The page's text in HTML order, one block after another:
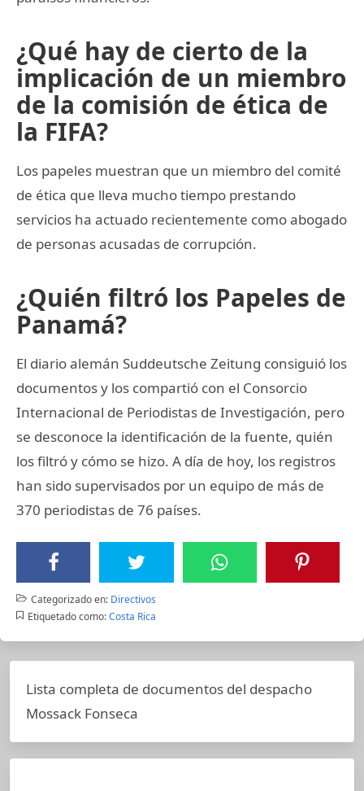
¿Qué hay de cierto de la
implicación de un miembro
de la comisión de ética de
la FIFA?
Los papeles muestran que un miembro del comité
de ética que lleva mucho tiempo prestando
servicios ha actuado recientemente como abogado
de personas acusadas de corrupción.
¿Quién filtró los Papeles de
Panamá?
El diario alemán Suddeutsche Zeitung consiguió los
documentos y los compartió con el Consorcio
Internacional de Periodistas de Investigación, pero
se desconoce la identificación de la fuente, quién
los filtró y cómo se hizo. A día de hoy, los registros
han sido supervisados por un equipo de más de
370 periodistas de 76 países.
Categorizado en: Directivos
Etiquetado como: Costa Rica
Lista completa de documentos del despacho
Mossack Fonseca